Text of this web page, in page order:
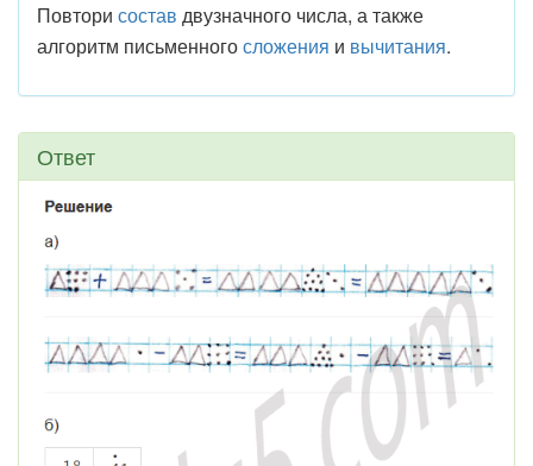
Повтори состав двузначного числа, а также
алгоритм письменногосложения и вычитания.
Ответ